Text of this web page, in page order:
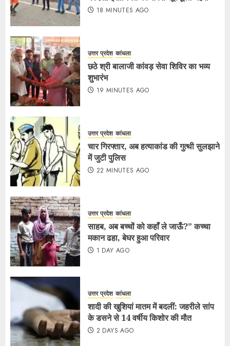
18 MINUTES AGO
उत्तर प्रदेश कांधला
छठे श्री बालाजी कांवड़ सेवा शिविर का भव्य
शुभारंभ
19 MINUTES AGO
उत्तर प्रदेश कांधला
चार गिरफ्तार, अब हत्याकांड की गुत्थी सुलझाने
में जुटी पुलिस
22 MINUTES AGO
उत्तर प्रदेश कांधला
साहब, अब बच्चों को कहाँ ले जाऊँ?” कच्चा
मकान ढहा, बेघर हुआ परिवार
1 DAY AGO
उत्तर प्रदेश कांधला
शादी की खुशियां मातम में बदलीं: जहरीले सांप
के डसने से 14 वर्षीय किशोर की मौत
2 DAYS AGO